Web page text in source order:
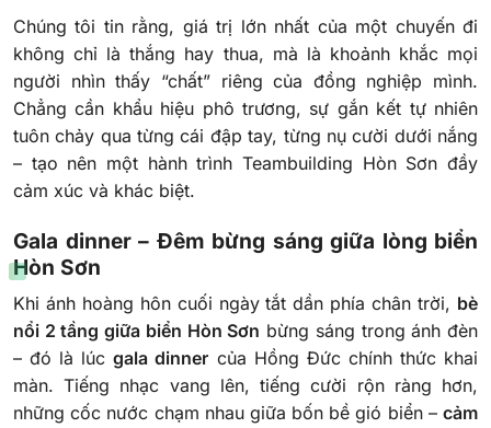
Chúng tôi tin rằng, giá trị lớn nhất của một chuyến đi
không chỉ là thắng hay thua, mà là khoảnh khắc mọi
người nhìn thấy “chất” riêng của đồng nghiệp mình.
Chẳng cần khẩu hiệu phô trương, sự gắn kết tự nhiên
tuôn chảy qua từng cái đập tay, từng nụ cười dưới nắng
– tạo nên một hành trình Teambuilding Hòn Sơn đầy
cảm xúc và khác biệt.
Gala dinner – Đêm bừng sáng giữa lòng biển
Hòn Sơn
Khi ánh hoàng hôn cuối ngày tắt dần phía chân trời, bè
nổi 2 tầng giữa biển Hòn Sơn bừng sáng trong ánh đèn
– đó là lúcgala dinner của Hồng Đức chính thức khai
màn. Tiếng nhạc vang lên, tiếng cười rộn ràng hơn,
những cốc nước chạm nhau giữa bốn bề gió biển – cảm